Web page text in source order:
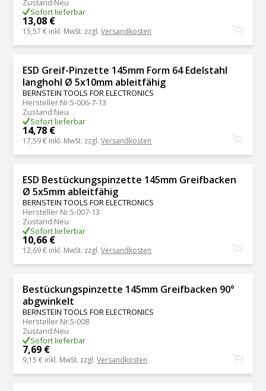
Zustand:Neu
Sofort lieferbar
13,08 €
15,57 € inkl. MwSt. zzgl.Versandkosten
ESD Greif-Pinzette 145mm Form 64 Edelstahl
langhohl Ø 5x10mm ableitfähig
BERNSTEIN TOOLS FOR ELECTRONICS
Hersteller Nr.5-006-7-13
Zustand:Neu
Sofort lieferbar
14,78 €
17,59 € inkl. MwSt. zzgl.Versandkosten
ESD Bestückungspinzette 145mm Greifbacken
Ø 5x5mm ableitfähig
BERNSTEIN TOOLS FOR ELECTRONICS
Hersteller Nr.5-007-13
Zustand:Neu
Sofort lieferbar
10,66 €
12,69 € inkl. MwSt. zzgl.Versandkosten
Bestückungspinzette 145mm Greifbacken 90°
abgwinkelt
BERNSTEIN TOOLS FOR ELECTRONICS
Hersteller Nr.5-008
Zustand:Neu
Sofort lieferbar
7,69 €
9,15 € inkl. MwSt. zzgl.Versandkosten